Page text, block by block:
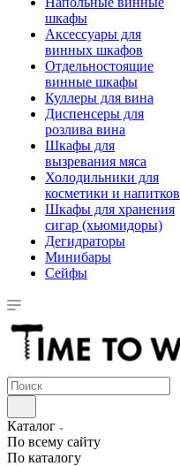
шкафы
Аксессуары для
винных шкафов
Отдельностоящие
винные шкафы
Куллеры для вина
Диспенсеры для
розлива вина
Шкафы для
вызревания мяса
Холодильники для
косметики и напитков
Шкафы для хранения
сигар (хьюмидоры)
Дегидраторы
Минибары
Сейфы
Каталог
По всему сайту
По каталогу